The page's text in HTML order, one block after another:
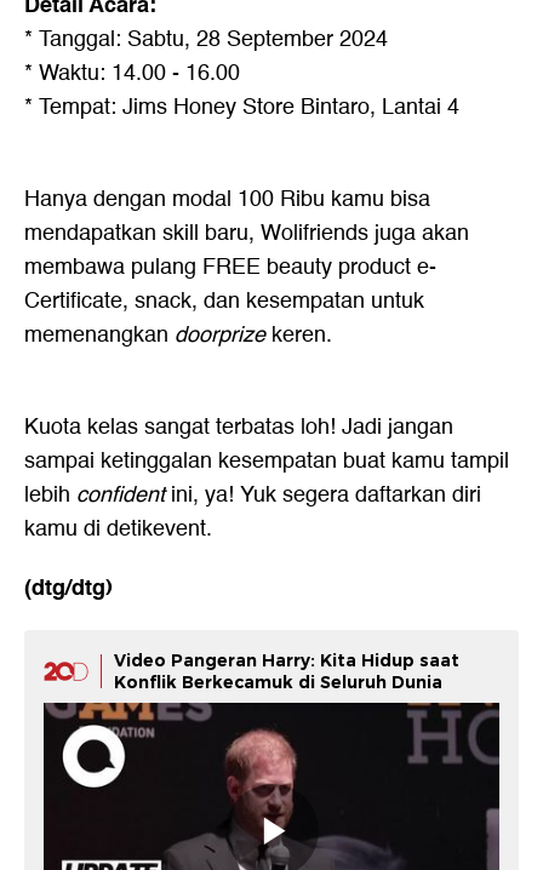
* Tanggal: Sabtu, 28 September 2024
* Waktu: 14.00 - 16.00
* Tempat: Jims Honey Store Bintaro, Lantai 4
Hanya dengan modal 100 Ribu kamu bisa
mendapatkan skill baru, Wolifriends juga akan
membawa pulang FREE beauty product e-
Certificate, snack, dan kesempatan untuk
memenangkan doorprizekeren.
Kuota kelas sangat terbatas loh! Jadi jangan
sampai ketinggalan kesempatan buat kamu tampil
lebih confidentini, ya! Yuk segera daftarkan diri
kamu di detikevent.
(dtg/dtg)
Video Pangeran Harry: Kita Hidup saat
Konflik Berkecamuk di Seluruh Dunia